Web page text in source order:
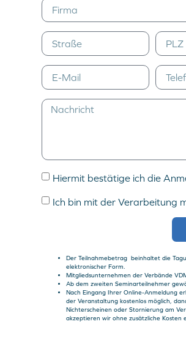
Hiermit bestätige ich die
Ich bin mit der Verarbeitung
Der Teilnahmebetrag beinhaltet die
elektronischer Form.
Mitgliedsunternehmen der Verbände
Ab dem zweiten Seminarteilnehmer
Nach Eingang Ihrer Online-Anmeldung
der Veranstaltung kostenlos möglich,
Nichterscheinen oder Stornierung am
akzeptieren wir ohne zusätzliche Kosten